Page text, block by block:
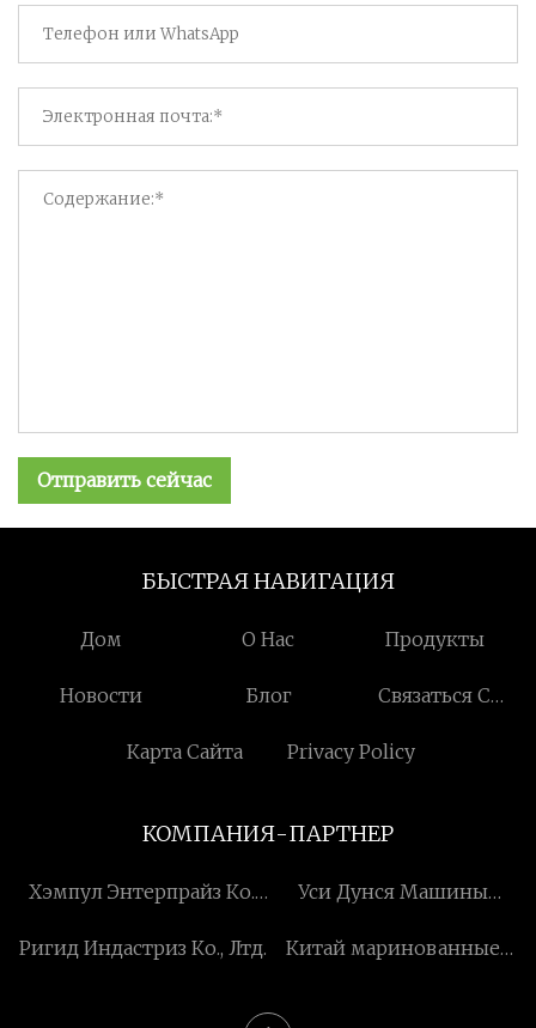
Отправить сейчас
БЫСТРАЯ НАВИГАЦИЯ
Дом О Нас Продукты
Новости Блог
Связаться С
Карта Сайта
Privacy Policy
КОМПАНИЯ-ПАРТНЕР
Хэмпул Энтерпрайз Ко.,
Уси Дунся Машины
Ригид Индастриз Ко., Лтд.
Китай маринованные